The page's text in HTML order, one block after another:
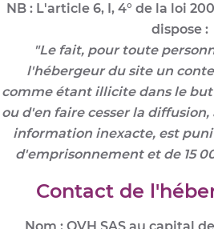
NB : L'article 6, I, 4° de la loi
dispose :
"Le fait, pour toute
l'hébergeur du site un
comme étant illicite dans le
ou d'en faire cesser la
information inexacte, est
d'emprisonnement et de 15
Contact de